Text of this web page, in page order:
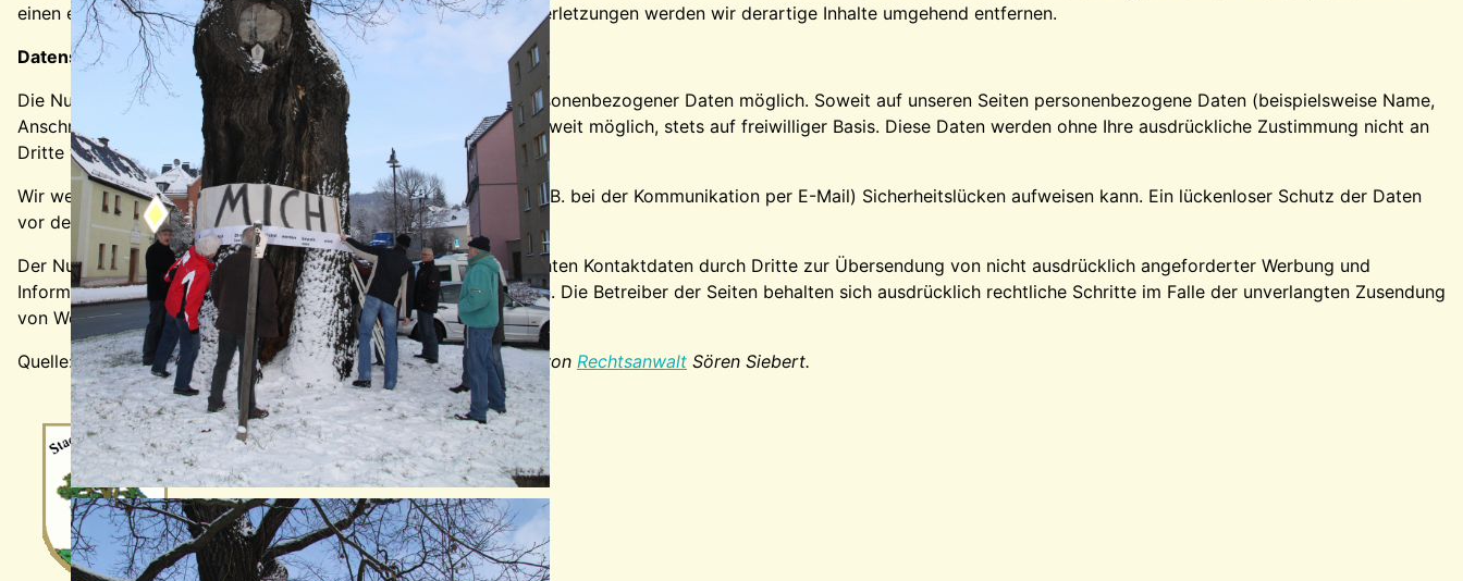
Wappen-a
einen entsprechenden Hinweis. Bei Bekanntwerden von Rechtsverletzungen werden wir derartige Inhalte umgehend entfernen.
Datenschutz
Die Nutzung unserer Webseite ist in der Regel ohne Angabe personenbezogener Daten möglich. Soweit auf unseren Seiten personenbezogene Daten (beispielsweise Name,
Anschrift oder eMail-Adressen) erhoben werden, erfolgt dies, soweit möglich, stets auf freiwilliger Basis. Diese Daten werden ohne Ihre ausdrückliche Zustimmung nicht an
Dritte weitergegeben.
Wir weisen darauf hin, dass die Datenübertragung im Internet (z.B. bei der Kommunikation per E-Mail) Sicherheitslücken aufweisen kann. Ein lückenloser Schutz der Daten
vor dem Zugriff durch Dritte ist nicht möglich.
Der Nutzung von im Rahmen der Impressumspflicht veröffentlichten Kontaktdaten durch Dritte zur Übersendung von nicht ausdrücklich angeforderter Werbung und
Informationsmaterialien wird hiermit ausdrücklich widersprochen. Die Betreiber der Seiten behalten sich ausdrücklich rechtliche Schritte im Falle der unverlangten Zusendung
von Werbeinformationen, etwa durch Spam-Mails, vor.
Quelle:Disclaimer von eRecht24, dem Portal zum Internetrecht von Rechtsanwalt Sören Siebert.